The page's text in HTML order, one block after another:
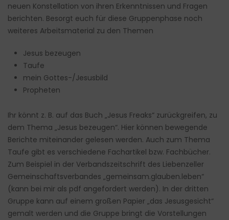
neuen Konstellation von ihren Erkenntnissen und Fragen
berichten. Besorgt euch für diese Gruppenphase noch
weiteres Arbeitsmaterial zu den Themen
Jesus bezeugen
Taufe
mein Gottes-/Jesusbild
Propheten
Ihr könnt z. B. auf das Buch „Jesus Freaks“ zurückgreifen, zu
dem Thema „Jesus bezeugen“. Hier können bewegende
Berichte miteinander gelesen werden. Auch zum Thema
Taufe gibt es verschiedene Fachartikel bzw. Fachbücher.
Zum Beispiel in der Verbandszeitschrift des Liebenzeller
Gemeinschaftsverbandes „gemeinsam.glauben.leben“
(kann bei mir als pdf angefordert werden). In der dritten
Gruppe kann auf einem großen Papier „das Jesusgesicht“
gemalt werden und die Gruppe bringt die Vorstellungen